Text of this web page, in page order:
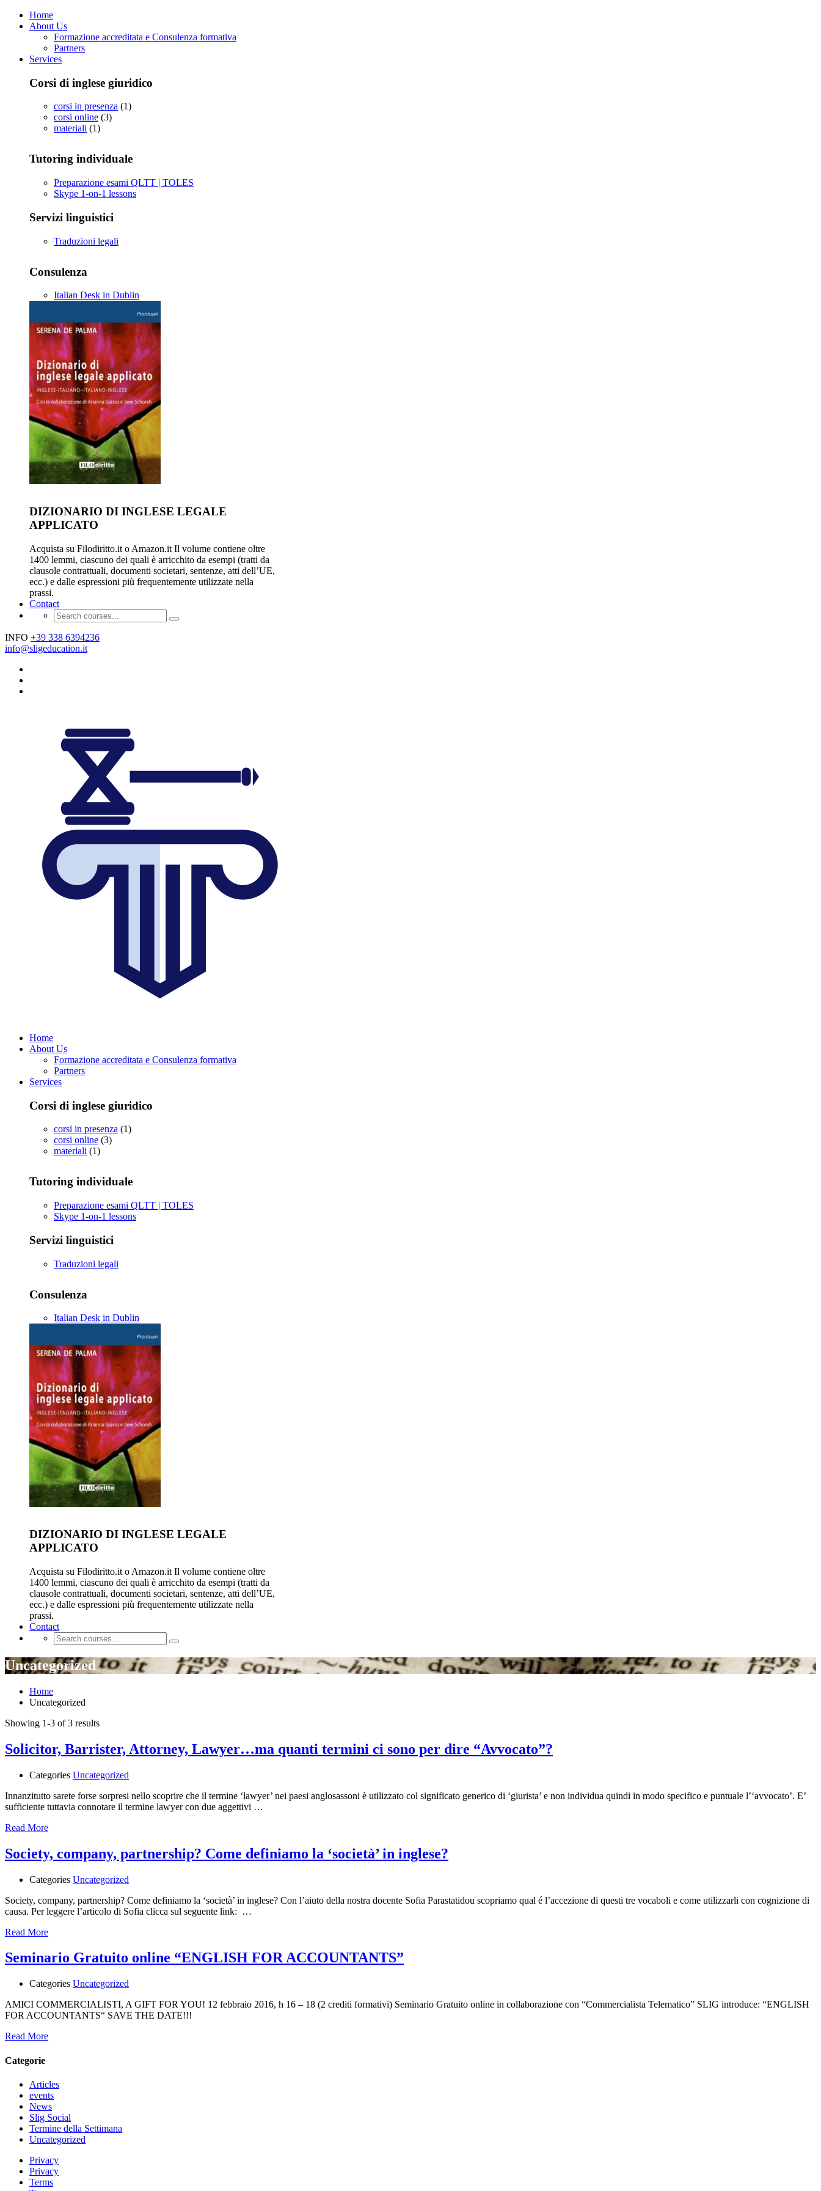
Home
About Us
Formazione accreditata e Consulenza formativa
Partners
Services
Corsi di inglese giuridico
corsi in presenza (1)
corsi online (3)
materiali (1)
Tutoring individuale
Preparazione esami QLTT | TOLES
Skype 1-on-1 lessons
Servizi linguistici
Traduzioni legali
Consulenza
Italian Desk in Dublin
DIZIONARIO DI INGLESE LEGALE
APPLICATO
Acquista su Filodiritto.it o Amazon.it Il volume contiene oltre
1400 lemmi, ciascuno dei quali è arricchito da esempi (tratti da
clausole contrattuali, documenti societari, sentenze, atti dell’UE,
ecc.) e dalle espressioni più frequentemente utilizzate nella
prassi.
Contact
INFO +39 338 6394236
info@sligeducation.it
Home
About Us
Formazione accreditata e Consulenza formativa
Partners
Services
Corsi di inglese giuridico
corsi in presenza (1)
corsi online (3)
materiali (1)
Tutoring individuale
Preparazione esami QLTT | TOLES
Skype 1-on-1 lessons
Servizi linguistici
Traduzioni legali
Consulenza
Italian Desk in Dublin
DIZIONARIO DI INGLESE LEGALE
APPLICATO
Acquista su Filodiritto.it o Amazon.it Il volume contiene oltre
1400 lemmi, ciascuno dei quali è arricchito da esempi (tratti da
clausole contrattuali, documenti societari, sentenze, atti dell’UE,
ecc.) e dalle espressioni più frequentemente utilizzate nella
prassi.
Contact
Uncategorized
Home
Uncategorized
Showing 1-3 of 3 results
Solicitor, Barrister, Attorney, Lawyer…ma quanti termini ci sono per dire “Avvocato”?
Categories Uncategorized
Innanzitutto sarete forse sorpresi nello scoprire che il termine ‘lawyer’ nei paesi anglosassoni è utilizzato col significato generico di ‘giurista’ e non individua quindi in modo specifico e puntuale l’‘avvocato’. E’
sufficiente tuttavia connotare il termine lawyer con due aggettivi …
Read More
Society, company, partnership? Come definiamo la ‘società’ in inglese?
Categories Uncategorized
Society, company, partnership? Come definiamo la ‘società’ in inglese? Con l’aiuto della nostra docente Sofia Parastatidou scopriamo qual é l’accezione di questi tre vocaboli e come utilizzarli con cognizione di
causa. Per leggere l’articolo di Sofia clicca sul seguente link: …
Read More
Seminario Gratuito online “ENGLISH FOR ACCOUNTANTS”
Categories Uncategorized
AMICI COMMERCIALISTI, A GIFT FOR YOU! 12 febbraio 2016, h 16 – 18 (2 crediti formativi) Seminario Gratuito online in collaborazione con “Commercialista Telematico” SLIG introduce: “ENGLISH
FOR ACCOUNTANTS“ SAVE THE DATE!!!
Read More
Categorie
Articles
events
News
Slig Social
Termine della Settimana
Uncategorized
Privacy
Privacy
Terms